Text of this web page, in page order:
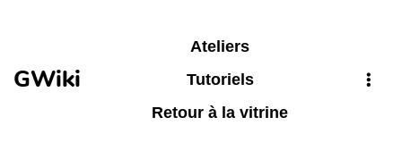
GWiki
Ateliers
Tutoriels
Retour à la vitrine